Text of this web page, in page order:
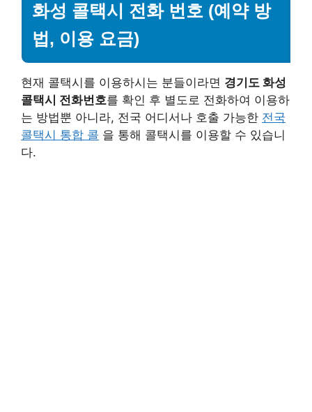
화성 콜택시 전화 번호 (예약 방
법, 이용 요금)
현재 콜택시를 이용하시는 분들이라면 경기도 화성
콜택시 전화번호를 확인 후 별도로 전화하여 이용하
는 방법뿐 아니라, 전국 어디서나 호출 가능한 전국
콜택시 통합 콜 을 통해 콜택시를 이용할 수 있습니
다.